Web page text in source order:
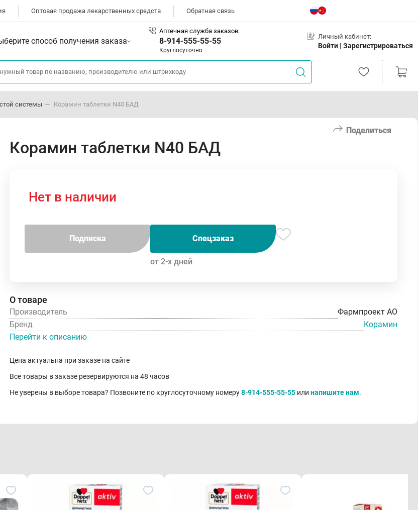
Оптовая продажа лекарственных средств Обратная связь
способ получения заказа
Аптечная служба заказов:
8-914-555-55-55
Круглосуточно
Личный кабинет:
Войти | Зарегистрироваться
системы Корамин таблетки N40 БАД
Поделиться
Корамин таблетки N40 БАД
Нет в наличии
Подписка Спецзаказ
от 2-х дней
О товаре
Производитель
Фармпроект АО
Бренд
Корамин
Перейти к описанию
Цена актуальна при заказе на сайте
Все товары в заказе резервируются на 48 часов
Не уверены в выборе товара? Позвоните по круглосуточному номеру8-914-555-55-55 или напишите нам.